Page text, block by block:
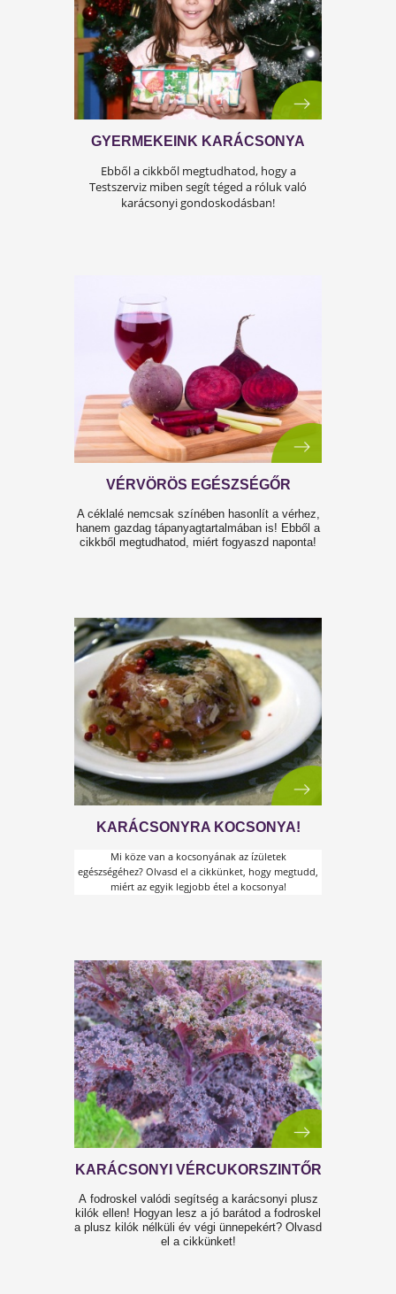
AZ ALATTOMOS GYÚJTOGATÓ
A sok cukor gyulladást okoz, ami
megkurtítja az életet! Olvasd el, mit kell
ÁLNÉVEN BUJKÁLÓ CUKROK
Tudod milyen neveken találod meg a cukrot
címkéken? Olvasd el a cikket!
Ettél már olyan ételt, amitől puffadtnak
érezted magad? Tegyél az emésztésedért!